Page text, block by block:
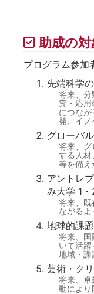
助成の
プログラム参加
先端科学
将来、分
究・応用
につな
発、イノ
グローバ
将来、グ
する人材
等を備え
アントレ
み大学 1
将来、既
ながる
地球的課
将来、国
いて活躍
地域・課
芸術・ク
将来、卓
動により